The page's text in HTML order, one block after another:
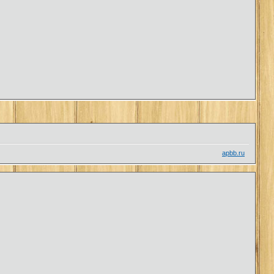
apbb.ru